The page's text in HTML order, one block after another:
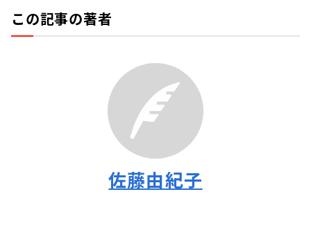
この記事の著者
佐藤由紀子